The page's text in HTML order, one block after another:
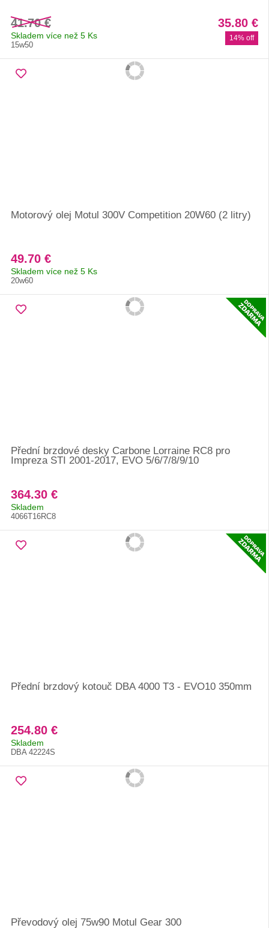
41.70 € 35.80 €
14% off
Skladem více než 5 Ks
15w50
Motorový olej Motul 300V Competition 20W60 (2 litry)
49.70 €
Skladem více než 5 Ks
20w60
Přední brzdové desky Carbone Lorraine RC8 pro
Impreza STI 2001-2017, EVO 5/6/7/8/9/10
364.30 €
Skladem
4066T16RC8
Přední brzdový kotouč DBA 4000 T3 - EVO10 350mm
254.80 €
Skladem
DBA 42224S
Převodový olej 75w90 Motul Gear 300